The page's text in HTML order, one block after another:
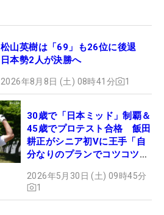
松山英樹は「69」も26位に後退
日本勢2人が決勝へ
2026年8月8日 (土) 08時41分 1
30歳で「日本ミッド」制覇＆
45歳でプロテスト合格 飯田
耕正がシニア初Vに王手「自
分なりのプランでコツコツ
2026年5月30日 (土) 09時45分
1